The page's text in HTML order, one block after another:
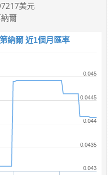
美元
爾
納爾 近1個月匯率
0.043
0.0435
0.044
0.0445
0.045